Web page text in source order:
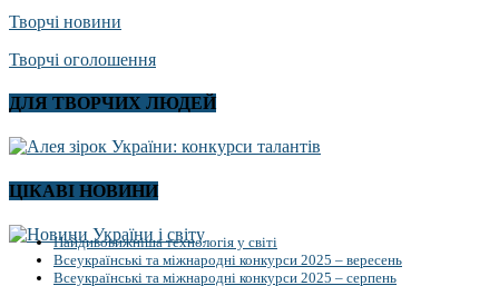
Творчі новини
Творчі оголошення
ДЛЯ ТВОРЧИХ ЛЮДЕЙ
ЦІКАВІ НОВИНИ
Найдивовижніша технологія у світі
Всеукраїнські та міжнародні конкурси 2025 – вересень
Всеукраїнські та міжнародні конкурси 2025 – серпень